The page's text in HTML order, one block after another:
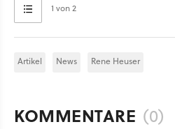
1 von 2
Artikel News Rene Heuser
KOMMENTARE (0)